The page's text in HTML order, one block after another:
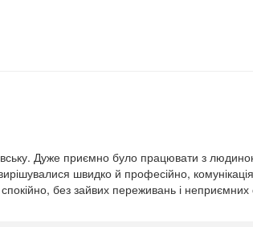
Дуже приємно було працювати з
швидко й професійно,
без зайвих переживань і неприємних